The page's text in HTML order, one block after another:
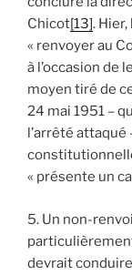
Chicot[13].
« renvoyer au
à l’occasion de
moyen tiré de
24 mai 1951 –
l’arrêté
« présente un
5. Un non-
devrait